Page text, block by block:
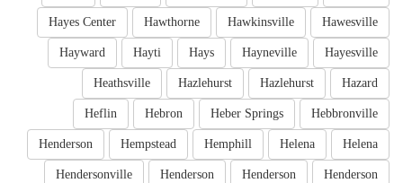
Hawesville
Hawkinsville
Hawthorne
Hayes Center
Hayesville
Hayneville
Hays
Hayti
Hayward
Hazard
Hazlehurst
Hazlehurst
Heathsville
Hebbronville
Heber Springs
Hebron
Heflin
Helena
Helena
Hemphill
Hempstead
Henderson
Henderson
Henderson
Henderson
Hendersonville